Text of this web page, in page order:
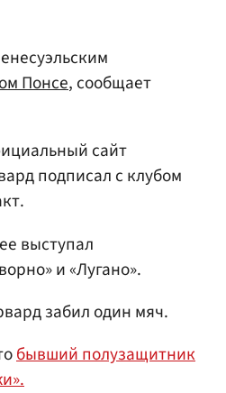
Понсе, сообщает
сайт
подписал с клубом
выступал
и «Лугано».
забил один мяч.
бывший полузащитник